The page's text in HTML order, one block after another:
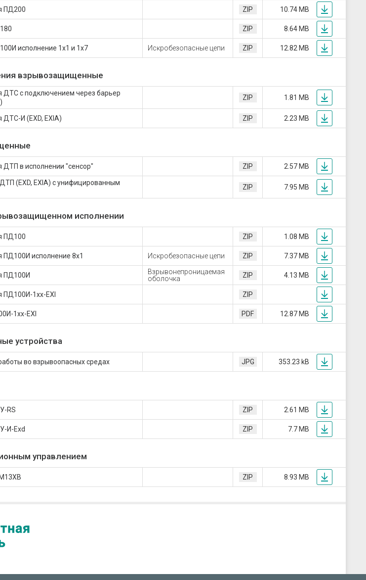
ПД200 ZIP 10.74 MB
ZIP 8.64 MB
исполнение 1х1 и 1х7 Искробезопасные цепи ZIP 12.82 MB
взрывозащищенные
с подключением через барьер
ZIP 1.81 MB
И (EXD, EXIA) ZIP 2.23 MB
в исполнении "сенсор" ZIP 2.57 MB
(EXD, EXIA) с унифицированным
ZIP 7.95 MB
исполнении
ПД100 ZIP 1.08 MB
исполнение 8х1 Искробезопасные цепи ZIP 7.37 MB
ПД100И
Взрывонепроницаемая
оболочка
ZIP 4.13 MB
1хх-EXI ZIP
1хх-EXI PDF 12.87 MB
устройства
во взрывоопасных средах JPG 353.23 kB
RS ZIP 2.61 MB
И-Exd ZIP 7.7 MB
управлением
ZIP 8.93 MB